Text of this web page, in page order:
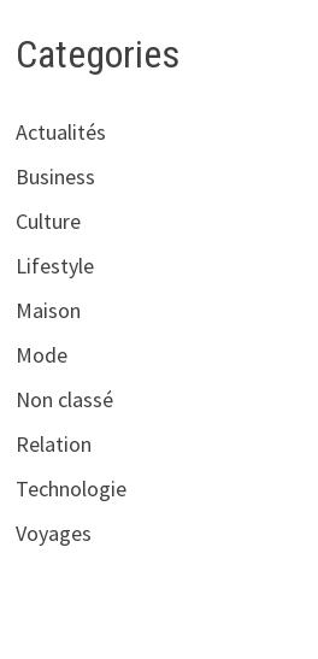
Categories
Actualités
Business
Culture
Lifestyle
Maison
Mode
Non classé
Relation
Technologie
Voyages